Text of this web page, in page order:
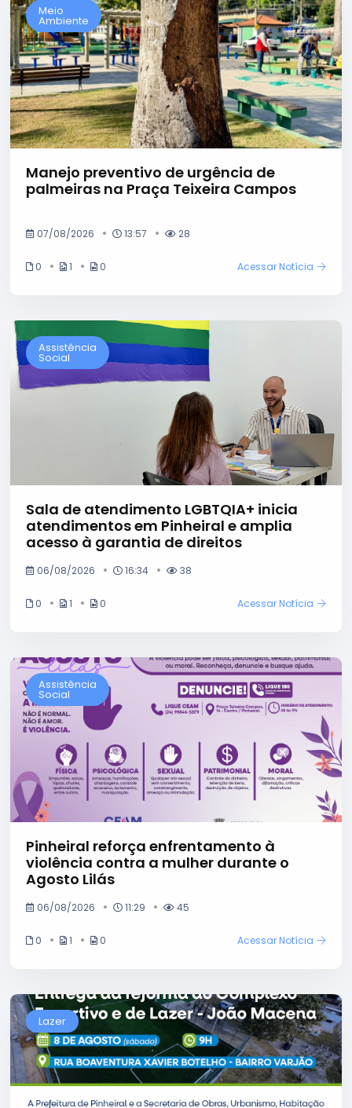
Meio
Ambiente
Manejo preventivo de urgência de
palmeiras na Praça Teixeira Campos
07/08/2026 13:57 28
0 1 0 Acessar Notícia
Assistência
Social
Sala de atendimento LGBTQIA+ inicia
atendimentos em Pinheiral e amplia
acesso à garantia de direitos
06/08/2026 16:34 38
0 1 0 Acessar Notícia
Assistência
Social
Pinheiral reforça enfrentamento à
violência contra a mulher durante o
Agosto Lilás
06/08/2026 11:29 45
0 1 0 Acessar Notícia
Lazer